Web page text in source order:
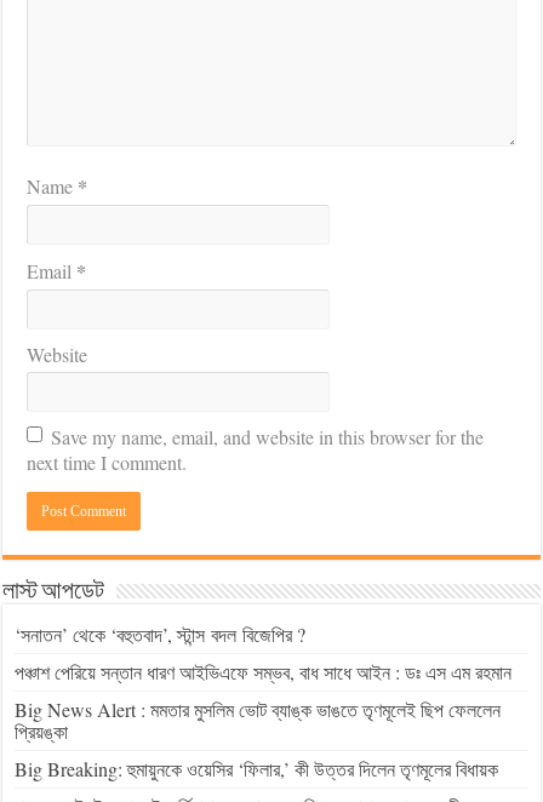
Name *
Email *
Website
Save my name, email, and website in this browser for the
next time I comment.
লাস্ট আপডেট
‘সনাতন’ থেকে ‘বহুতবাদ’, স্টান্স বদল বিজেপির ?
পঞ্চাশ পেরিয়ে সন্তান ধারণ আইভিএফে সম্ভব, বাধ সাধে আইন : ডঃ এস এম রহমান
Big News Alert : মমতার মুসলিম ভোট ব্যাঙ্ক ভাঙতে তৃণমূলেই ছিপ ফেললেন
প্রিয়ঙ্কা
Big Breaking: হুমায়ুনকে ওয়েসির ‘ফিলার,’ কী উত্তর দিলেন তৃণমূলের বিধায়ক